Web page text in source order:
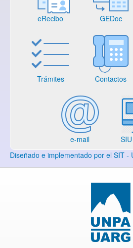
eRecibo GEDoc
Trámites Contactos
e-mail
Diseñado e implementado por el SIT -